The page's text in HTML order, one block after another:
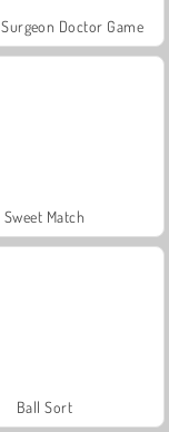
Doctor Game
Sweet Match
Ball Sort